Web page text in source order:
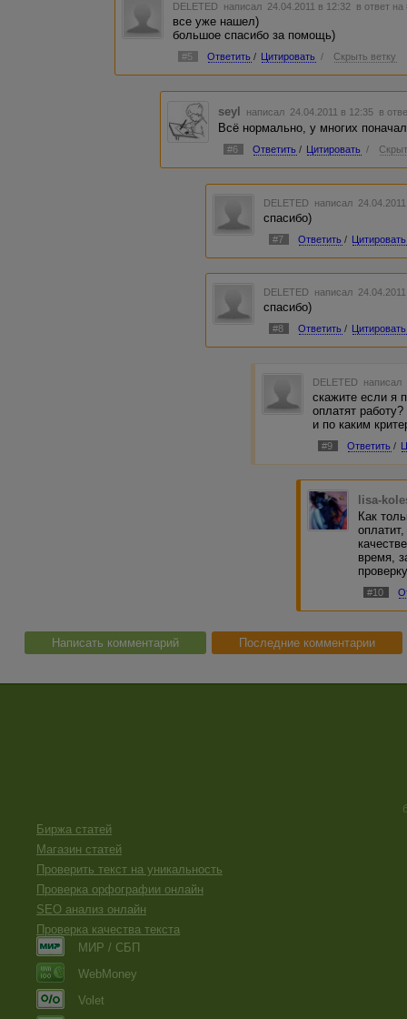
DELETED написал 24.04.2011 в 12:32 в ответ на
все уже нашел)
большое спасибо за помощь)
#5 Ответить / Цитировать / Скрыть ветку
seyl написал 24.04.2011 в 12:35 в
Всё нормально, у многих
#6 Ответить / Цитировать /
DELETED написал
спасибо)
#7 Ответить / Цитировать
DELETED написал
спасибо)
#8 Ответить / Цитировать
DELETED написал
скажите если я
оплатят работу?
и по каким
#9 Ответить /
lisa-
Как
время,
#10
Написать комментарий Последние комментарии
Биржа статей
Магазин статей
Проверить текст на уникальность
Проверка орфографии онлайн
SEO анализ онлайн
Проверка качества текста
МИР / СБП
WebMoney
Volet